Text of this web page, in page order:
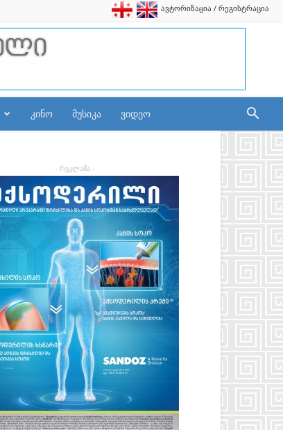
ავტორიზაცია / რეგისტრაცია
კინო მუსიკა ვიდეო
- რეკლამა -